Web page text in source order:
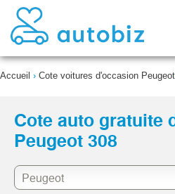
Accueil › Cote voitures d'occasion Peugeot
Cote auto gratuite
Peugeot 308